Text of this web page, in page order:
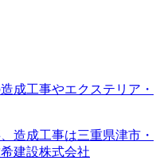
造成工事は三重県津市・
建設株式会社